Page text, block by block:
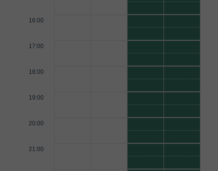
16:00
17:00
18:00
19:00
20:00
21:00